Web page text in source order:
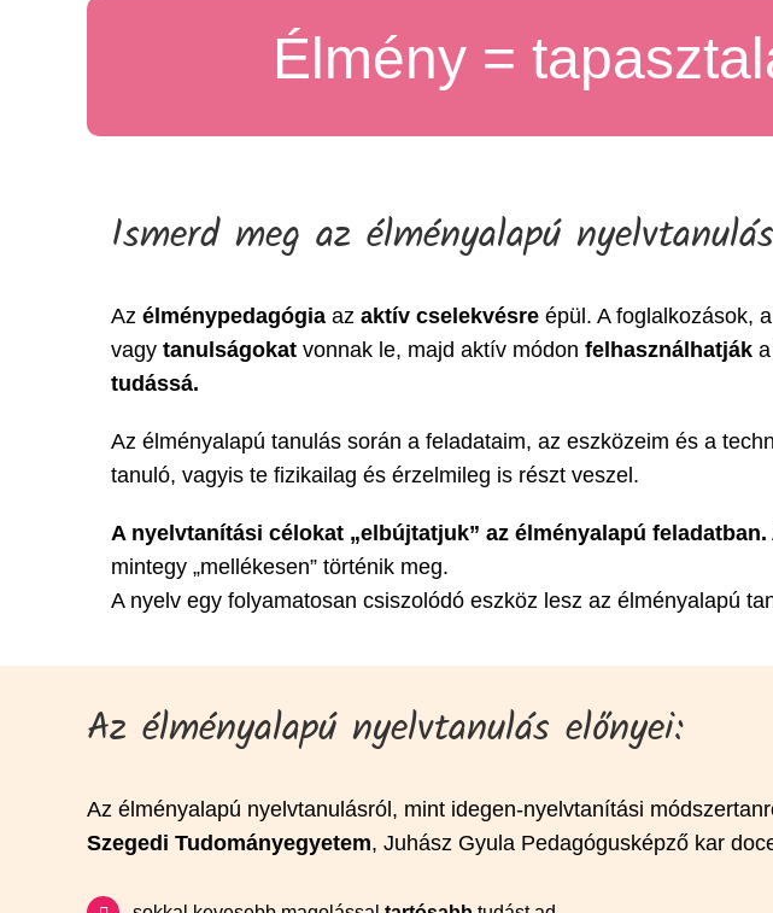
Élmény =
Ismerd meg az élményalapú
Az élménypedagógiaaz aktív cselekvésreépül. A foglalkozások,
vagy tanulságokatvonnak le, majd aktív módon felhasználhatjáka
tudássá.
Az élményalapú tanulás során a feladataim, az eszközeim és a
tanuló, vagyis te fizikailag és érzelmileg is részt veszel.
A nyelvtanítási célokat „elbújtatjuk” az élményalapú feladatban.
mintegy „mellékesen” történik meg.
A nyelv egy folyamatosan csiszolódó eszköz lesz az élményalapú
Az élményalapú nyelvtanulás előnyei:
Az élményalapú nyelvtanulásról, mint idegen-nyelvtanítási
Szegedi Tudományegyetem, Juhász Gyula Pedagógusképző kar